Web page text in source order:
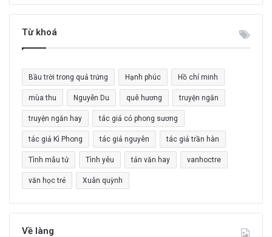
m
k
c
h
o
:
Từ khoá
Bầu trời trong quả trứng Hạnh phúc Hồ chí minh
mùa thu Nguyễn Du quê hương truyện ngắn
truyện ngắn hay tác giả cỏ phong sương
tác giả Kì Phong tác giả nguyên tác giả trần hàn
Tình mẫu tử Tình yêu tản văn hay vanhoctre
văn học trẻ Xuân quỳnh
Về làng